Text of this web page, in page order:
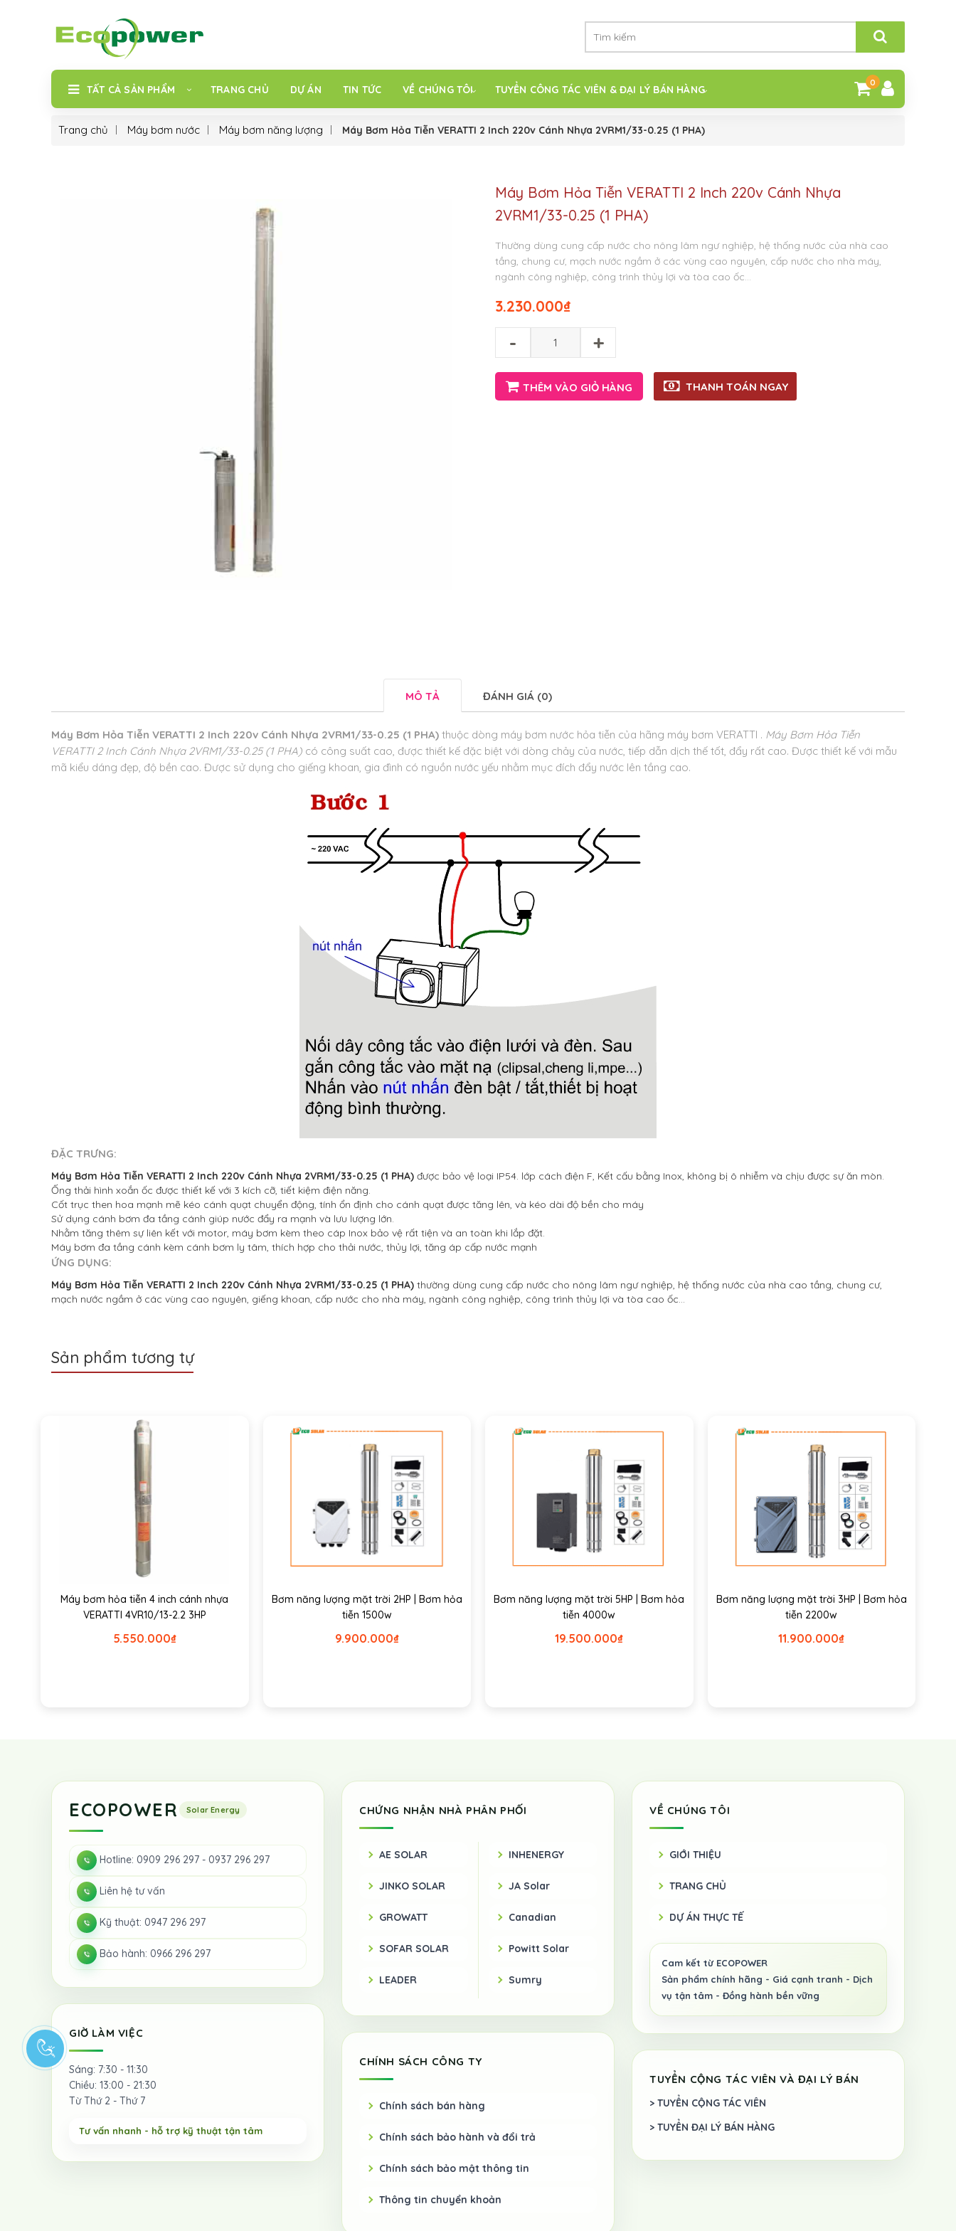
TẤT CẢ SẢN PHẨM TRANG CHỦ DỰ ÁN TIN TỨC VỀ CHÚNG TÔI TUYỂN CÔNG TÁC VIÊN & ĐẠI LÝ BÁN HÀNG
0
Trang chủ Máy bơm nước Máy bơm năng lượng Máy Bơm Hỏa Tiễn VERATTI 2 Inch 220v Cánh Nhựa 2VRM1/33-0.25 (1 PHA)
Máy Bơm Hỏa Tiễn VERATTI 2 Inch 220v Cánh Nhựa
2VRM1/33-0.25 (1 PHA)
Thường dùng cung cấp nước cho nông lâm ngư nghiệp, hệ thống nước của nhà cao
tầng, chung cư, mạch nước ngầm ở các vùng cao nguyên, cấp nước cho nhà máy,
ngành công nghiệp, công trình thủy lợi và tòa cao ốc…
₫
3.230.000
- +
THÊM VÀO GIỎ HÀNG THANH TOÁN NGAY
MÔ TẢ ĐÁNH GIÁ (0)
Máy Bơm Hỏa Tiễn VERATTI 2 Inch 220v Cánh Nhựa 2VRM1/33-0.25 (1 PHA) thuộc dòng máy bơm nước hỏa tiễn của hãng máy bơm VERATTI . Máy Bơm Hỏa Tiễn
VERATTI 2 Inch Cánh Nhựa 2VRM1/33-0.25 (1 PHA) có công suất cao, được thiết kế đặc biệt với dòng chảy của nước, tiếp dẫn dịch thế tốt, đẩy rất cao. Được thiết kế với mẫu
mã kiểu dáng đẹp, độ bền cao. Được sử dụng cho giếng khoan, gia đình có nguồn nước yếu nhằm mục đích đẩy nước lên tầng cao.
ĐẶC TRƯNG:
Máy Bơm Hỏa Tiễn VERATTI 2 Inch 220v Cánh Nhựa 2VRM1/33-0.25 (1 PHA) được bảo vệ loại IP54. lớp cách điện F, Kết cấu bằng Inox, không bị ô nhiễm và chịu được sự ăn mòn.
Ống thải hình xoắn ốc được thiết kế với 3 kích cỡ, tiết kiệm điện năng.
Cốt trục then hoa mạnh mẽ kéo cánh quạt chuyển động, tính ổn định cho cánh quạt được tăng lên, và kéo dài độ bền cho máy
Sử dụng cánh bơm đa tầng cánh giúp nước đẩy ra mạnh và lưu lượng lớn.
Nhằm tăng thêm sự liên kết với motor, máy bơm kèm theo cáp Inox bảo vệ rất tiện và an toàn khi lắp đặt.
Máy bơm đa tầng cánh kèm cánh bơm ly tâm, thích hợp cho thải nước, thủy lợi, tăng áp cấp nước mạnh
ỨNG DỤNG:
Máy Bơm Hỏa Tiễn VERATTI 2 Inch 220v Cánh Nhựa 2VRM1/33-0.25 (1 PHA) thường dùng cung cấp nước cho nông lâm ngư nghiệp, hệ thống nước của nhà cao tầng, chung cư,
mạch nước ngầm ở các vùng cao nguyên, giếng khoan, cấp nước cho nhà máy, ngành công nghiệp, công trình thủy lợi và tòa cao ốc…
Sản phẩm tương tự
Máy bơm hỏa tiễn 4 inch cánh nhựa
VERATTI 4VR10/13-2.2 3HP
₫
5.550.000
Bơm năng lượng mặt trời 2HP | Bơm hỏa
tiễn 1500w
₫
9.900.000
Bơm năng lượng mặt trời 5HP | Bơm hỏa
tiễn 4000w
₫
19.500.000
Bơm năng lượng mặt trời 3HP | Bơm hỏa
tiễn 2200w
₫
11.900.000
ECOPOWER
Hotline: 0909 296 297 - 0937 296 297
Liên hệ tư vấn
Kỹ thuật: 0947 296 297
Bảo hành: 0966 296 297
GIỜ LÀM VIỆC
Sáng: 7:30 - 11:30
Chiều: 13:00 - 21:30
Từ Thứ 2 - Thứ 7
CHỨNG NHẬN NHÀ PHÂN PHỐI
AE SOLAR
JINKO SOLAR
GROWATT
SOFAR SOLAR
LEADER
INHENERGY
JA Solar
Canadian
Powitt Solar
Sumry
CHÍNH SÁCH CÔNG TY
Chính sách bán hàng
Chính sách bảo hành và đổi trả
Chính sách bảo mật thông tin
Thông tin chuyển khoản
VỀ CHÚNG TÔI
GIỚI THIỆU
TRANG CHỦ
DỰ ÁN THỰC TẾ
TUYỂN CỘNG TÁC VIÊN VÀ ĐẠI LÝ BÁN
> TUYỂN CỘNG TÁC VIÊN
> TUYỂN ĐẠI LÝ BÁN HÀNG